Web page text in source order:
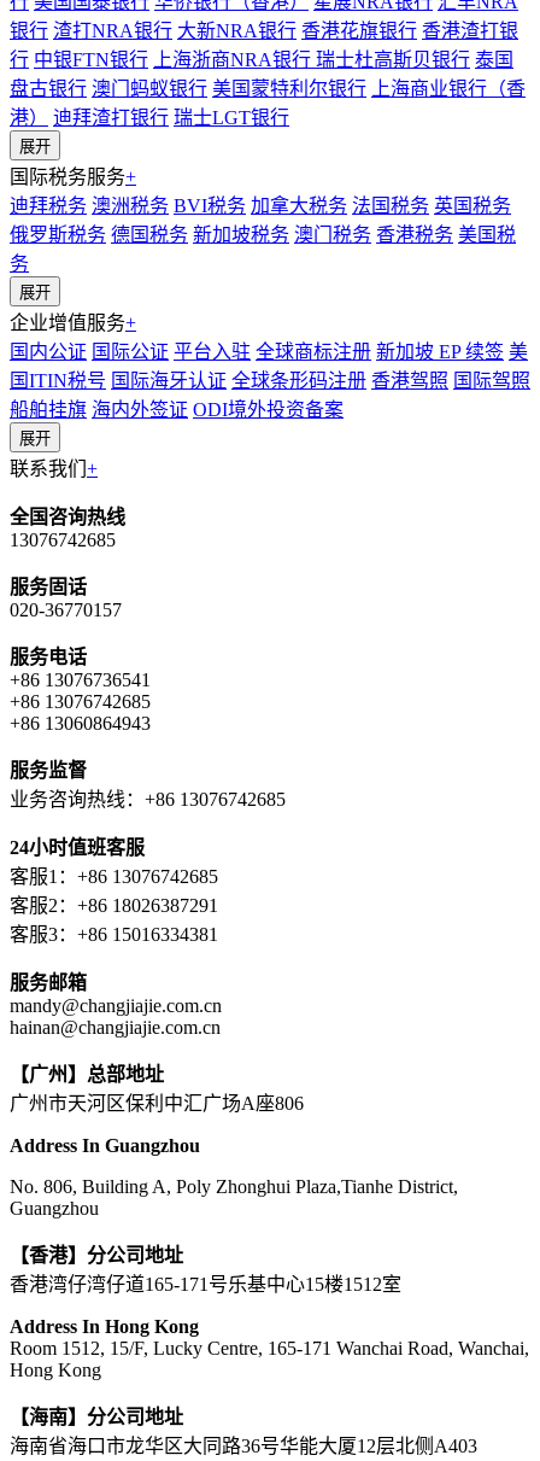
银行 渣打NRA银行 大新NRA银行 香港花旗银行 香港渣打银
行 中银FTN银行 上海浙商NRA银行 瑞士杜高斯贝银行 泰国
盘古银行 澳门蚂蚁银行 美国蒙特利尔银行
上海商业银行（香
港）
迪拜渣打银行 瑞士LGT银行
展开
国际税务服务+
迪拜税务 澳洲税务 BVI税务 加拿大税务 法国税务 英国税务
俄罗斯税务 德国税务 新加坡税务 澳门税务 香港税务 美国税
务
展开
企业增值服务+
国内公证 国际公证 平台入驻 全球商标注册 新加坡 EP 续签 美
国ITIN税号 国际海牙认证 全球条形码注册 香港驾照 国际驾照
船舶挂旗 海内外签证 ODI境外投资备案
展开
联系我们 +
全国咨询热线
13076742685
服务固话
020-36770157
服务电话
+86 13076736541
+86 13076742685
+86 13060864943
服务监督
业务咨询热线：+86 13076742685
24小时值班客服
客服1：+86 13076742685
客服2：+86 18026387291
客服3：+86 15016334381
服务邮箱
mandy@changjiajie.com.cn
hainan@changjiajie.com.cn
【广州】总部地址
广州市天河区保利中汇广场A座806
Address In Guangzhou
No. 806, Building A, Poly Zhonghui Plaza,Tianhe District,
Guangzhou
【香港】分公司地址
香港湾仔湾仔道165-171号乐基中心15楼1512室
Address In Hong Kong
Room 1512, 15/F, Lucky Centre, 165-171 Wanchai Road, Wanchai,
Hong Kong
【海南】分公司地址
海南省海口市龙华区大同路36号华能大厦12层北侧A403